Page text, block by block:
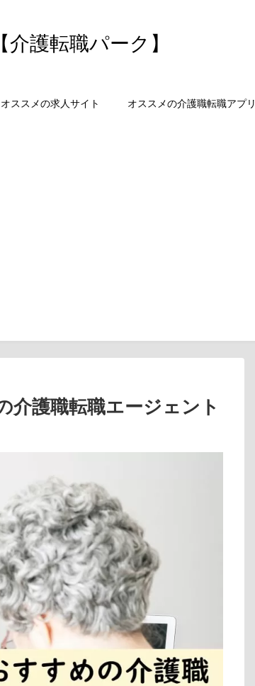
【介護転職パーク】
オススメの求人サイト オススメの介護職転職アプリ
介護職転職エージェント